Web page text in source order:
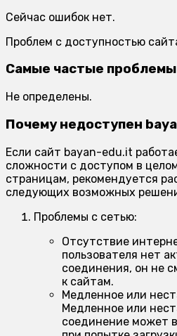
Сейчас ошибок нет.
Проблем с доступностью
Самые частые
Не определены.
Почему недоступен
Если сайт bayan-edu.it
сложности с доступом в
страницам, рекомендуется
следующих возможных
Проблемы с сетью:
Отсутствие
пользователя нет
соединения, он не
к сайтам.
Медленное или
Медленное или
соединение может